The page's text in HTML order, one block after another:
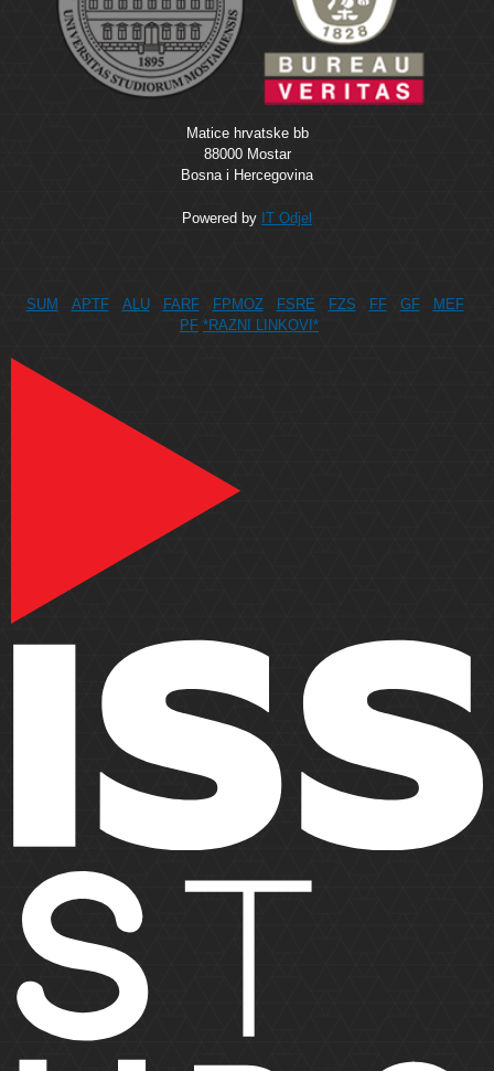
Matice hrvatske bb
88000 Mostar
Bosna i Hercegovina
Powered by IT Odjel
SUM APTF ALU FARF FPMOZ FSRE FZS FF GF
MEF
PF *RAZNI LINKOVI*